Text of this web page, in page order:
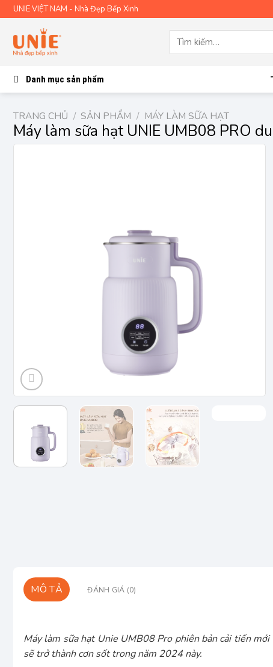
Skip
to
content
UNIE VIỆT NAM - Nhà Đẹp Bếp Xinh
kiếm:
Danh mục sản phẩm
TRANG CHỦ / SẢN PHẨM / MÁY LÀM SỮA HẠT
Máy làm sữa hạt UNIE UMB08 PRO
MÔ TẢ ĐÁNH GIÁ (0)
Máy làm sữa hạt Unie UMB08 Pro phiên bản cải tiến
sẽ trở thành cơn sốt trong năm 2024 này.